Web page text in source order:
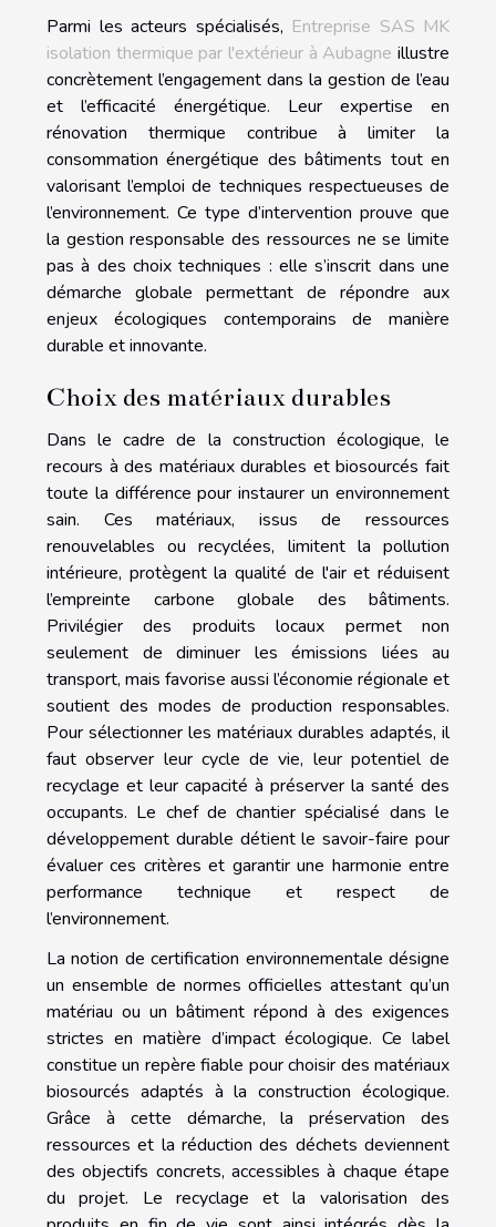
Parmi les acteurs spécialisés, Entreprise SAS MK
isolation thermique par l'extérieur à Aubagne illustre
concrètement l’engagement dans la gestion de l’eau
et l’efficacité énergétique. Leur expertise en
rénovation thermique contribue à limiter la
consommation énergétique des bâtiments tout en
valorisant l’emploi de techniques respectueuses de
l’environnement. Ce type d’intervention prouve que
la gestion responsable des ressources ne se limite
pas à des choix techniques : elle s’inscrit dans une
démarche globale permettant de répondre aux
enjeux écologiques contemporains de manière
durable et innovante.
Choix des matériaux durables
Dans le cadre de la construction écologique, le
recours à des matériaux durables et biosourcés fait
toute la différence pour instaurer un environnement
sain. Ces matériaux, issus de ressources
renouvelables ou recyclées, limitent la pollution
intérieure, protègent la qualité de l'air et réduisent
l’empreinte carbone globale des bâtiments.
Privilégier des produits locaux permet non
seulement de diminuer les émissions liées au
transport, mais favorise aussi l’économie régionale et
soutient des modes de production responsables.
Pour sélectionner les matériaux durables adaptés, il
faut observer leur cycle de vie, leur potentiel de
recyclage et leur capacité à préserver la santé des
occupants. Le chef de chantier spécialisé dans le
développement durable détient le savoir-faire pour
évaluer ces critères et garantir une harmonie entre
performance technique et respect de
l’environnement.
La notion de certification environnementale désigne
un ensemble de normes officielles attestant qu’un
matériau ou un bâtiment répond à des exigences
strictes en matière d’impact écologique. Ce label
constitue un repère fiable pour choisir des matériaux
biosourcés adaptés à la construction écologique.
Grâce à cette démarche, la préservation des
ressources et la réduction des déchets deviennent
des objectifs concrets, accessibles à chaque étape
du projet. Le recyclage et la valorisation des